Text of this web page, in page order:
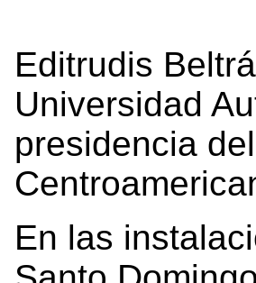
Editrudis
Universidad
presidencia
En las